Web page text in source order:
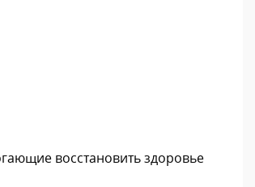
восстановить здоровье